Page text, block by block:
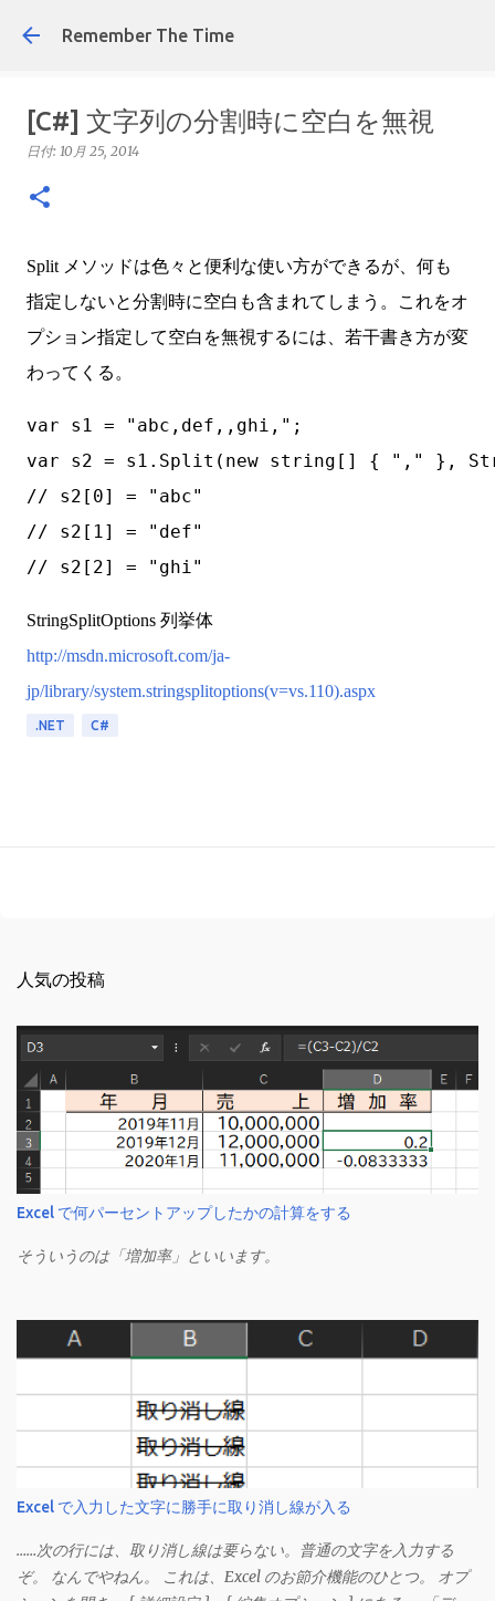
Remember The Time
[C#] 文字列の分割時に空白を無視
日付: 10月 25, 2014
Split メソッドは色々と便利な使い方ができるが、何も
指定しないと分割時に空白も含まれてしまう。これをオ
プション指定して空白を無視するには、若干書き方が変
わってくる。
var s1 = "abc,def,,ghi,";
var s2 = s1.Split(new string[] { "," },
// s2[0] = "abc"
// s2[1] = "def"
StringSplitOptions 列挙体
http://msdn.microsoft.com/ja-
jp/library/system.stringsplitoptions(v=vs.110).aspx
.NET C#
人気の投稿
Excel で何パーセントアップしたかの計算をする
そういうのは「増加率」といいます。
Excel で入力した文字に勝手に取り消し線が入る
……次の行には、取り消し線は要らない。普通の文字を入力する
ぞ。 なんでやねん。 これは、Excel のお節介機能のひとつ。 オプ